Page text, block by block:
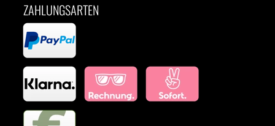
ZAHLUNGSARTEN